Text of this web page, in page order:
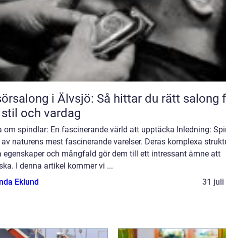
i Älvsjö: Så hittar du rätt salong
och vardag
om spindlar: En fascinerande värld att upptäcka Inledning:
av naturens mest fascinerande varelser. Deras komplexa
egenskaper och mångfald gör dem till ett intressant ämne att
I denna artikel kommer vi ...
Eklund
31 juli